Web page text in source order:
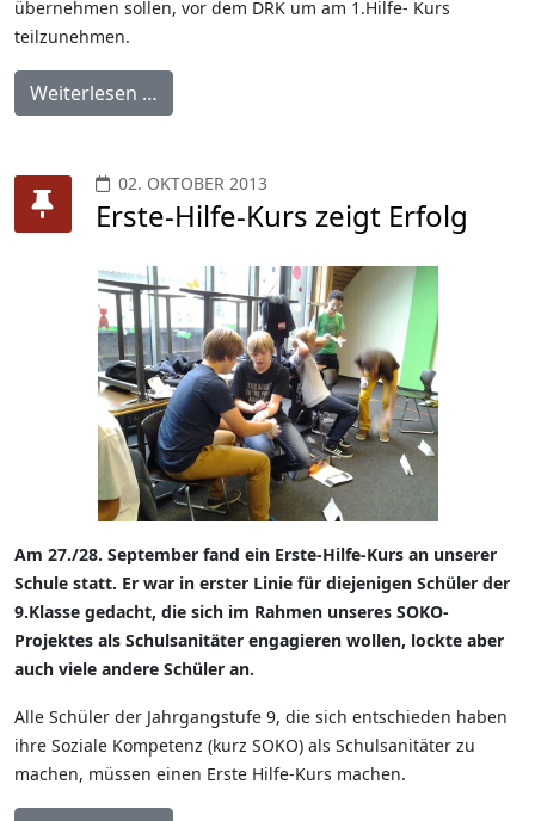
übernehmen sollen, vor dem DRK um am 1.Hilfe- Kurs
teilzunehmen.
Weiterlesen …
02. OKTOBER 2013
Erste-Hilfe-Kurs zeigt Erfolg
Am 27./28. September fand ein Erste-Hilfe-Kurs an unserer
Schule statt. Er war in erster Linie für diejenigen Schüler der
9.Klasse gedacht, die sich im Rahmen unseres SOKO-
Projektes als Schulsanitäter engagieren wollen, lockte aber
auch viele andere Schüler an.
Alle Schüler der Jahrgangstufe 9, die sich entschieden haben
ihre Soziale Kompetenz (kurz SOKO) als Schulsanitäter zu
machen, müssen einen Erste Hilfe-Kurs machen.